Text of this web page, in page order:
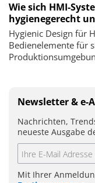
Wie sich HMI-
hygienegerecht
Hygienic Design für
Bedienelemente für
Newsletter & e-
Nachrichten,
neueste Ausgabe
Mit Ihrer